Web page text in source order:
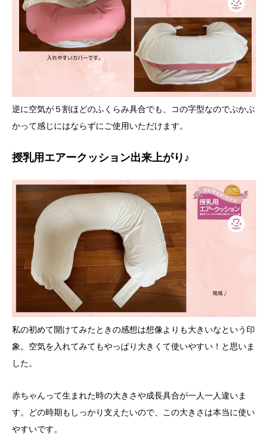
逆に空気が５割ほどのふくらみ具合でも、コの字型なのでぶかぶ
かって感じにはならずにご使用いただけます。
授乳用エアークッション出来上がり♪
私の初めて開けてみたときの感想は想像よりも大きいなという印
象。空気を入れてみてもやっぱり大きくて使いやすい！と思いま
した。
赤ちゃんって生まれた時の大きさや成長具合が一人一人違いま
す。どの時期もしっかり支えたいので、この大きさは本当に使い
やすいです。